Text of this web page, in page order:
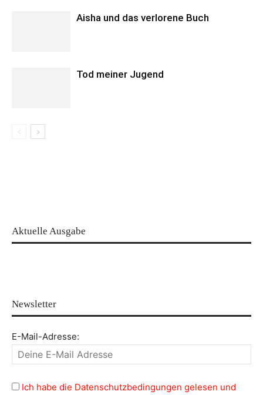
Aisha und das verlorene Buch
Tod meiner Jugend
Aktuelle Ausgabe
Newsletter
E-Mail-Adresse:
Ich habe die Datenschutzbedingungen gelesen und